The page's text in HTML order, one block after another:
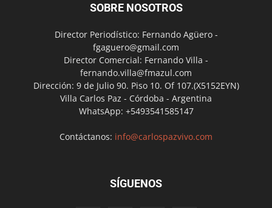
SOBRE NOSOTROS
Director Periodístico: Fernando Agüero -
fgaguero@gmail.com
Director Comercial: Fernando Villa -
fernando.villa@fmazul.com
Dirección: 9 de Julio 90. Piso 10. Of 107.(X5152EYN)
Villa Carlos Paz - Córdoba - Argentina
WhatsApp: +5493541585147
Contáctanos: info@carlospazvivo.com
SÍGUENOS